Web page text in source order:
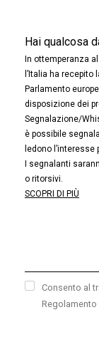
Hai qualcosa
In ottemperanza
l’Italia ha recepito
Parlamento
disposizione dei
Segnalazione/
è possibile
ledono l’interesse
I segnalanti
o ritorsivi.
SCOPRI DI PIÙ
Consento al
Regolamento